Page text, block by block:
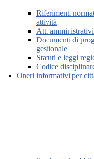
Riferimenti
attività
Atti
Documenti di
gestionale
Statuti e leggi
Codice
Oneri informativi per